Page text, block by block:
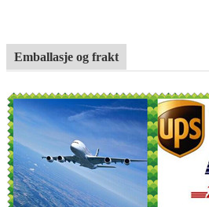
Emballasje og frakt